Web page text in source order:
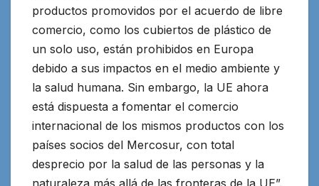
productos promovidos por el acuerdo de libre
comercio, como los cubiertos de plástico de
un solo uso, están prohibidos en Europa
debido a sus impactos en el medio ambiente y
la salud humana. Sin embargo, la UE ahora
está dispuesta a fomentar el comercio
internacional de los mismos productos con los
países socios del Mercosur, con total
desprecio por la salud de las personas y la